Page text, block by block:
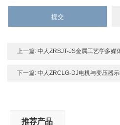
上一篇: 中人ZRSJT-JS金属工艺学多媒
下一篇: 中人ZRCLG-DJ电机与变压器
推荐产品